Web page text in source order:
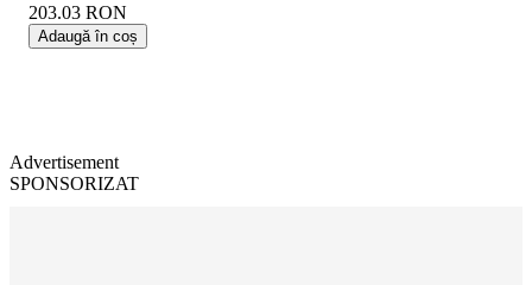
203.03 RON
Adaugă în coș
Advertisement
SPONSORIZAT